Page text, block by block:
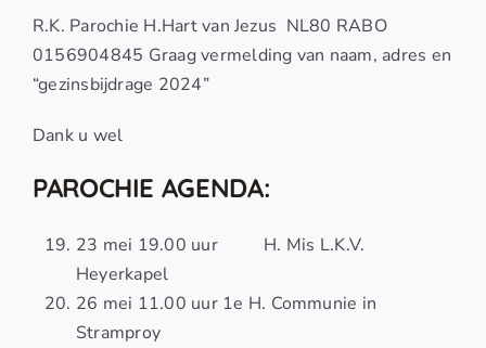
R.K. Parochie H.Hart van Jezus NL80 RABO
0156904845 Graag vermelding van naam, adres en
“gezinsbijdrage 2024”
Dank u wel
PAROCHIE AGENDA:
23 mei 19.00 uur H. Mis L.K.V.
Heyerkapel
26 mei 11.00 uur 1e H. Communie in
Stramproy